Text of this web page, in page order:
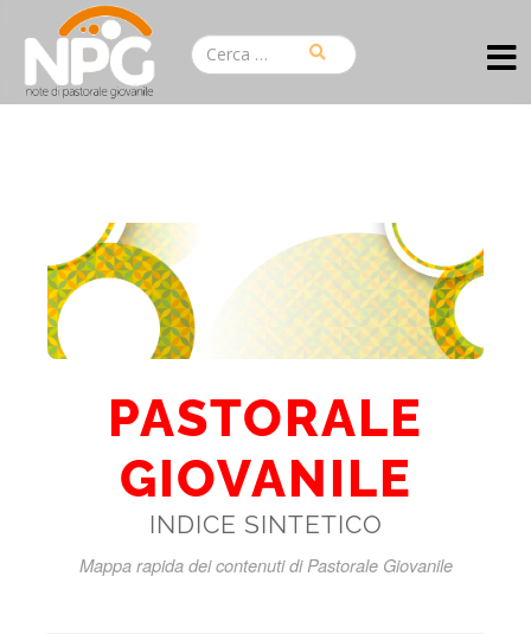
PASTORALE
GIOVANILE
INDICE SINTETICO
Mappa rapida dei contenuti di Pastorale Giovanile